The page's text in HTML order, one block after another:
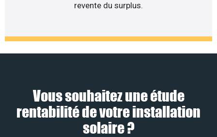
revente du surplus.
Vous souhaitez une étude
rentabilité de votre installation
solaire ?